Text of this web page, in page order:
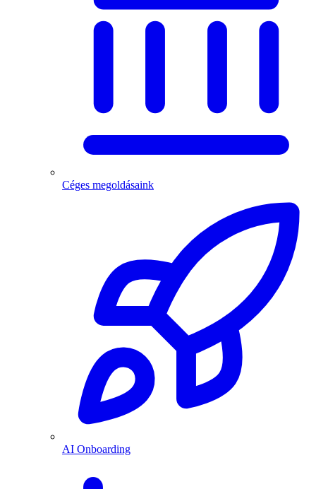
Céges megoldásaink
AI Onboarding